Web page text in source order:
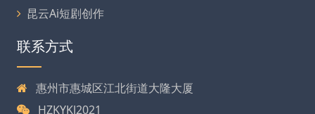
昆云Ai短剧创作
联系方式
惠州市惠城区江北街道大隆大厦
HZKYKJ2021